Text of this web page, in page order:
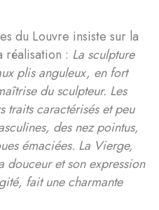
du Louvre insiste sur la
réalisation : La sculpture
plis anguleux, en fort
du sculpteur. Les
traits caractérisés et peu
des nez pointus,
émaciées. La Vierge,
douceur et son expression
fait une charmante